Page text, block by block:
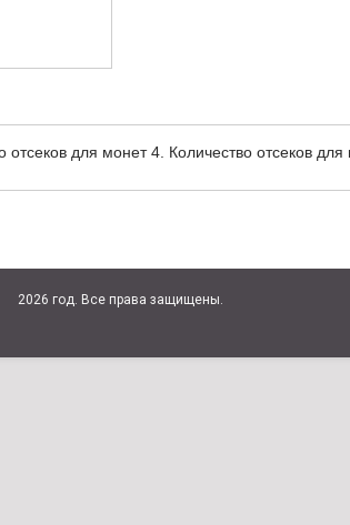
для монет 4. Количество отсеков
2026 год. Все права защищены.